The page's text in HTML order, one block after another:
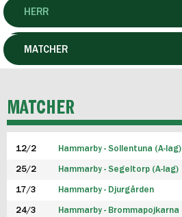
HERR
DAM
P19
F19
FUTSAL HERR
MATCHER
MATCHER
12/2 Hammarby - Sollentuna (A-lag)
25/2 Hammarby - Segeltorp (A-lag)
17/3 Hammarby - Djurgården
24/3 Hammarby - Brommapojkarna